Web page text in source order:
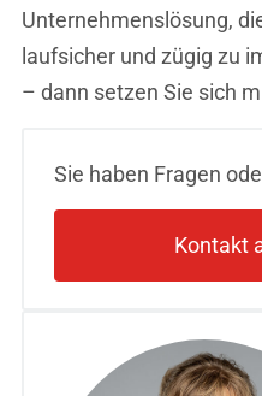
Unternehmenslösung,
laufsicher und zügig zu
– dann setzen Sie sich
Sie haben Fragen
Kontakt